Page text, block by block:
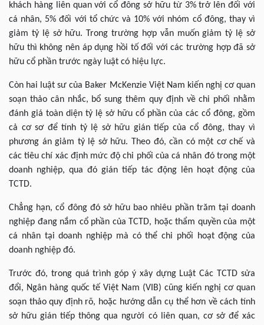
khách hàng liên quan với cổ đông sở hữu từ 3% trở lên đối với
cá nhân, 5% đối với tổ chức và 10% với nhóm cổ đông, thay vì
giảm tỷ lệ sở hữu. Trong trường hợp vẫn muốn giảm tỷ lệ sở
hữu thì không nên áp dụng hồi tố đối với các trường hợp đã sở
hữu cổ phần trước ngày luật có hiệu lực.
Còn hai luật sư của Baker McKenzie Việt Nam kiến nghị cơ quan
soạn thảo cân nhắc, bổ sung thêm quy định về chi phối nhằm
đánh giá toàn diện tỷ lệ sở hữu cổ phần của các cổ đông, gồm
cả cơ sơ để tính tỷ lệ sở hữu gián tiếp của cổ đông, thay vì
phương án giảm tỷ lệ sở hữu. Theo đó, cần có một cơ chế và
các tiêu chí xác định mức độ chi phối của cá nhân đó trong một
doanh nghiệp, qua đó gián tiếp tác động lên hoạt động của
TCTD.
Chẳng hạn, cổ đông đó sở hữu bao nhiêu phần trăm tại doanh
nghiệp đang nắm cổ phần của TCTD, hoặc thẩm quyền của một
cá nhân tại doanh nghiệp mà có thể chi phối hoạt động của
doanh nghiệp đó.
Trước đó, trong quá trình góp ý xây dựng Luật Các TCTD sửa
đổi, Ngân hàng quốc tế Việt Nam (VIB) cũng kiến nghị cơ quan
soạn thảo quy định rõ, hoặc hướng dẫn cụ thể hơn về cách tính
sở hữu gián tiếp thông qua người có liên quan, cơ sở để xác